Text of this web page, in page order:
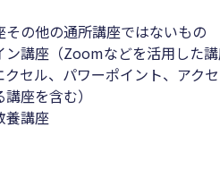
その他の通所講座ではないもの
講座（Zoomなどを活用した
クセル、パワーポイント、アク
座を含む）
養講座